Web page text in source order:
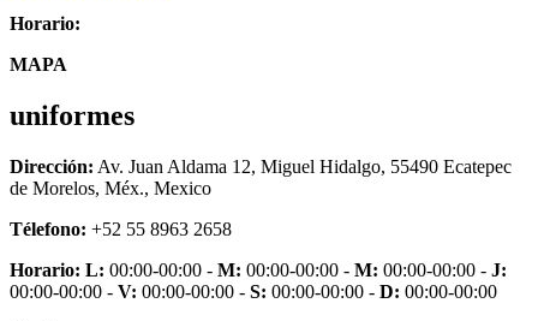
Horario:
MAPA
uniformes
Dirección: Av. Juan Aldama 12, Miguel Hidalgo, 55490 Ecatepec
de Morelos, Méx., Mexico
Télefono: +52 55 8963 2658
Horario: L: 00:00-00:00 - M: 00:00-00:00 - M: 00:00-00:00 - J:
00:00-00:00 - V: 00:00-00:00 - S: 00:00-00:00 - D: 00:00-00:00